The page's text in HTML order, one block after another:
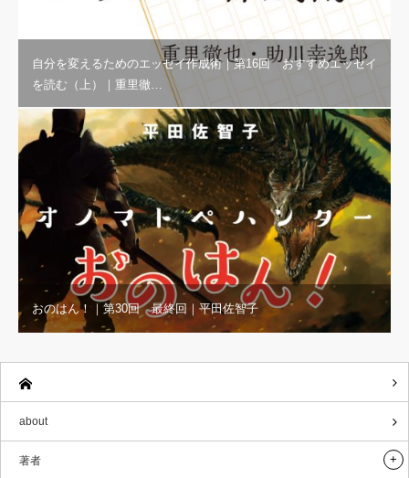
自分を変えるためのエッセイ作成術｜第16回 おすすめエッセイ
を読む（上）｜重里徹…
おのはん！｜第30回 最終回｜平田佐智子
about
著者